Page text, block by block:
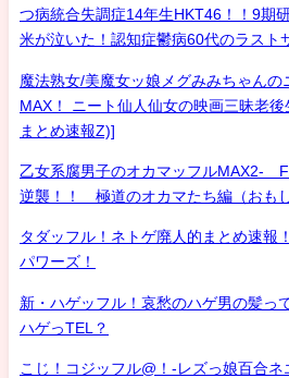
つ病統合失調症14年生HKT46！！9期
米が泣いた！認知症鬱病60代のラスト
魔法熟女/美魔女ッ娘メグみみちゃんの
MAX！ ニート仙人仙女の映画三昧老
まとめ速報Z)]
乙女系腐男子のオカマッフルMAX2-
逆襲！！ 極道のオカマたち編（おも
タダッフル！ネトゲ廃人的まとめ速報
パワーズ！
新・ハゲッフル！哀愁のハゲ男の髪っ
ハゲっTEL？
こじ！コジッフル@！-レズっ娘百合